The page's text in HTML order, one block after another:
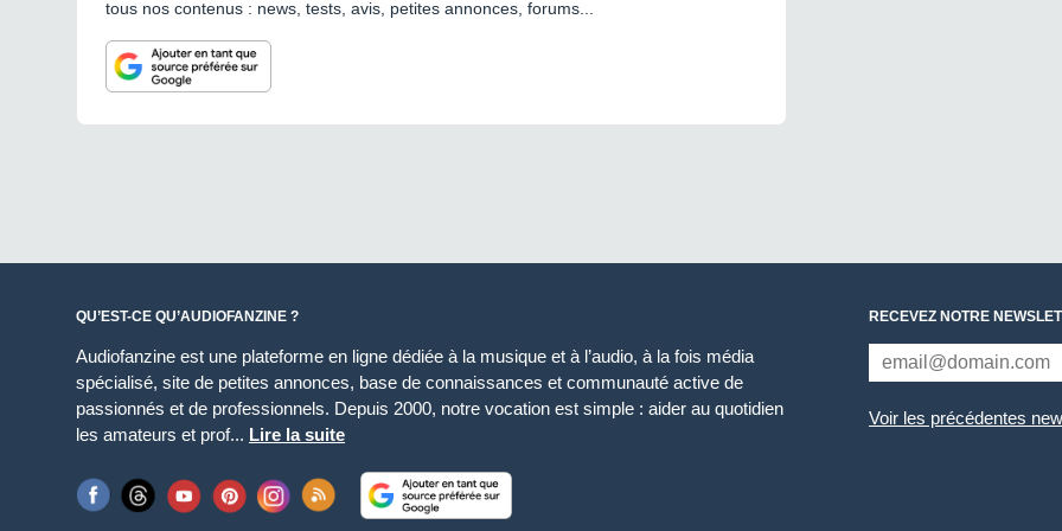
tous nos contenus : news, tests, avis, petites annonces, forums...
QU’EST-CE QU’AUDIOFANZINE ?
Audiofanzine est une plateforme en ligne dédiée à la musique et à l’audio, à la fois média
spécialisé, site de petites annonces, base de connaissances et communauté active de
passionnés et de professionnels. Depuis 2000, notre vocation est simple : aider au quotidien
les amateurs et prof... Lire la suite
RECEVEZ NOTRE
Voir les précédentes